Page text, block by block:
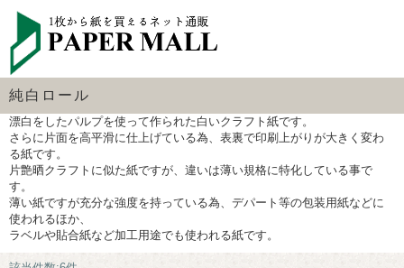
純白ロール
漂白をしたパルプを使って作られた白いクラフト紙です。
さらに片面を高平滑に仕上げている為、表裏で印刷上がりが大きく変わ
る紙です。
片艶晒クラフトに似た紙ですが、違いは薄い規格に特化している事で
す。
薄い紙ですが充分な強度を持っている為、デパート等の包装用紙などに
使われるほか、
ラベルや貼合紙など加工用途でも使われる紙です。